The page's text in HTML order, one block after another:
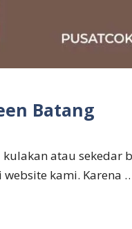
Batang
atau sekedar
kami. Karena